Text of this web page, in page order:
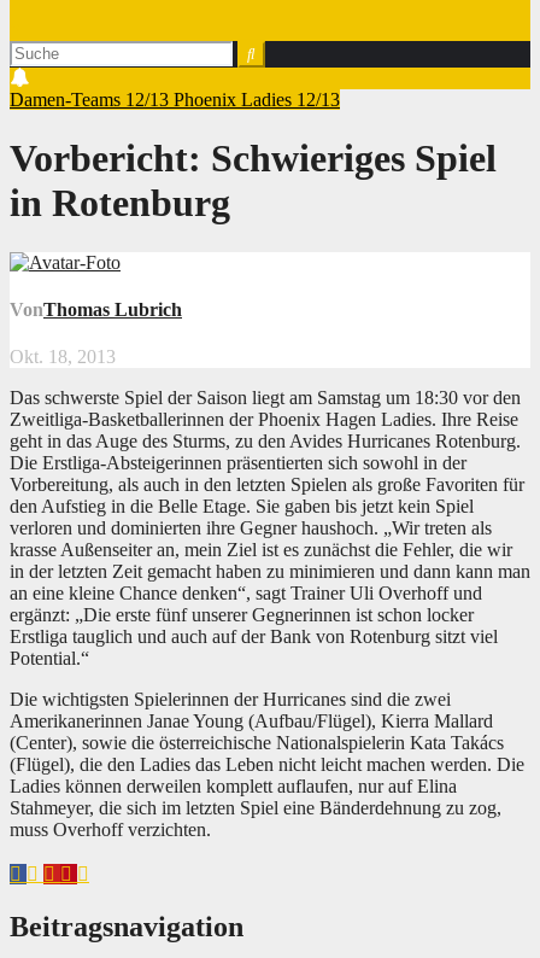
Damen-Teams 12/13 Phoenix Ladies 12/13
Vorbericht: Schwieriges Spiel
in Rotenburg
VonThomas Lubrich
Okt. 18, 2013
Das schwerste Spiel der Saison liegt am Samstag um 18:30 vor den
Zweitliga-Basketballerinnen der Phoenix Hagen Ladies. Ihre Reise
geht in das Auge des Sturms, zu den Avides Hurricanes Rotenburg.
Die Erstliga-Absteigerinnen präsentierten sich sowohl in der
Vorbereitung, als auch in den letzten Spielen als große Favoriten für
den Aufstieg in die Belle Etage. Sie gaben bis jetzt kein Spiel
verloren und dominierten ihre Gegner haushoch. „Wir treten als
krasse Außenseiter an, mein Ziel ist es zunächst die Fehler, die wir
in der letzten Zeit gemacht haben zu minimieren und dann kann man
an eine kleine Chance denken“, sagt Trainer Uli Overhoff und
ergänzt: „Die erste fünf unserer Gegnerinnen ist schon locker
Erstliga tauglich und auch auf der Bank von Rotenburg sitzt viel
Potential.“
Die wichtigsten Spielerinnen der Hurricanes sind die zwei
Amerikanerinnen Janae Young (Aufbau/Flügel), Kierra Mallard
(Center), sowie die österreichische Nationalspielerin Kata Takács
(Flügel), die den Ladies das Leben nicht leicht machen werden. Die
Ladies können derweilen komplett auflaufen, nur auf Elina
Stahmeyer, die sich im letzten Spiel eine Bänderdehnung zu zog,
muss Overhoff verzichten.
Beitragsnavigation